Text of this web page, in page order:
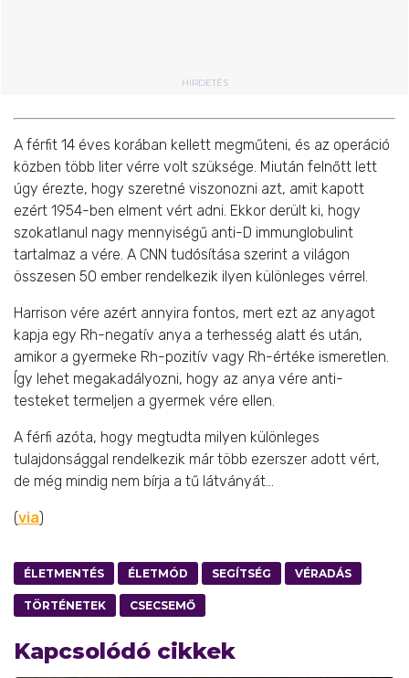
HIRDETÉS
A férfit 14 éves korában kellett megműteni, és az operáció
közben több liter vérre volt szüksége. Miután felnőtt lett
úgy érezte, hogy szeretné viszonozni azt, amit kapott
ezért 1954-ben elment vért adni. Ekkor derült ki, hogy
szokatlanul nagy mennyiségű anti-D immunglobulint
tartalmaz a vére. A CNN tudósítása szerint a világon
összesen 50 ember rendelkezik ilyen különleges vérrel.
Harrison vére azért annyira fontos, mert ezt az anyagot
kapja egy Rh-negatív anya a terhesség alatt és után,
amikor a gyermeke Rh-pozitív vagy Rh-értéke ismeretlen.
Így lehet megakadályozni, hogy az anya vére anti-
testeket termeljen a gyermek vére ellen.
A férfi azóta, hogy megtudta milyen különleges
tulajdonsággal rendelkezik már több ezerszer adott vért,
de még mindig nem bírja a tű látványát…
(via)
ÉLETMENTÉS ÉLETMÓD SEGÍTSÉG VÉRADÁS
TÖRTÉNETEK CSECSEMŐ
Kapcsolódó cikkek